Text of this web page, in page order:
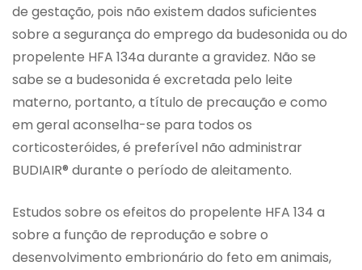
de gestação, pois não existem dados suficientes
sobre a segurança do emprego da budesonida ou do
propelente HFA 134a durante a gravidez. Não se
sabe se a budesonida é excretada pelo leite
materno, portanto, a título de precaução e como
em geral aconselha-se para todos os
corticosteróides, é preferível não administrar
BUDIAIR® durante o período de aleitamento.
Estudos sobre os efeitos do propelente HFA 134 a
sobre a função de reprodução e sobre o
desenvolvimento embrionário do feto em animais,